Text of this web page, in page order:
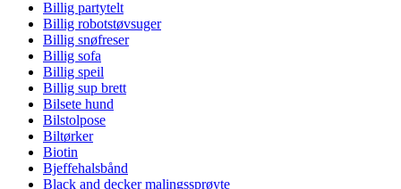
Billig partytelt
Billig robotstøvsuger
Billig snøfreser
Billig sofa
Billig speil
Billig sup brett
Bilsete hund
Bilstolpose
Biltørker
Biotin
Bjeffehalsbånd
Black and decker malingssprøyte